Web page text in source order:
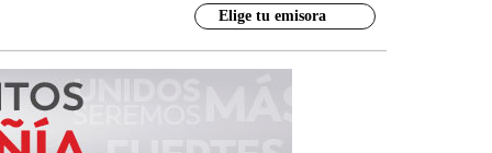
Elige tu emisora